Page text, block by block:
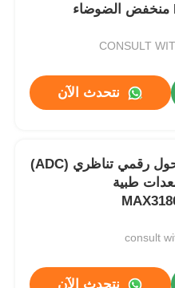
القناة I2C منخفض الضوضاء
نتحدث الآن
شريحة محول رقمي تناظري (ADC)
طبية
نتحدث الآن